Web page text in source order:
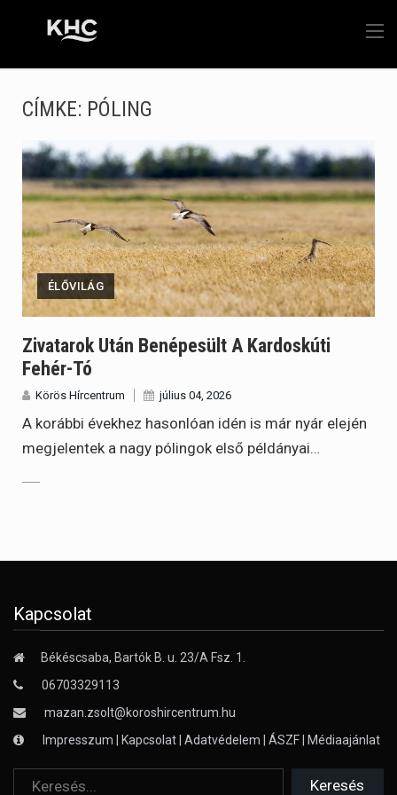
CÍMKE: PÓLING
ÉLŐVILÁG
Zivatarok Után Benépesült A Kardoskúti
Fehér-Tó
Körös Hírcentrum július 04, 2026
A korábbi évekhez hasonlóan idén is már nyár elején
megjelentek a nagy pólingok első példányai…
Kapcsolat
Békéscsaba, Bartók B. u. 23/A Fsz. 1.
06703329113
mazan.zsolt@koroshircentrum.hu
Impresszum
Kapcsolat Adatvédelem ÁSZF Médiaajánlat